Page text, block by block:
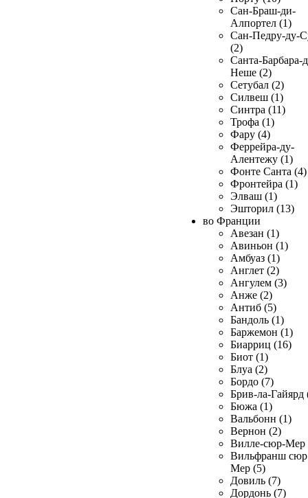
Сан-Браш-ди-
Алпортел (1)
Сан-Педру-ду-
(2)
Санта-Барбара-
Неше (2)
Сетубал (2)
Силвеш (1)
Синтра (11)
Трофа (1)
Фару (4)
Феррейра-ду-
Алентежу (1)
Фонте Санта (4)
Фронтейра (1)
Элваш (1)
Эшторил (13)
во Франции
Авезан (1)
Авиньон (1)
Амбуаз (1)
Англет (2)
Ангулем (3)
Анже (2)
Антиб (5)
Бандоль (1)
Баржемон (1)
Биарриц (16)
Биот (1)
Блуа (2)
Бордо (7)
Брив-ла-Гайярд
Бюжа (1)
Вальбонн (1)
Вернон (2)
Вилле-сюр-Мер
Вильфранш сюр
Мер (5)
Довиль (7)
Дордонь (7)